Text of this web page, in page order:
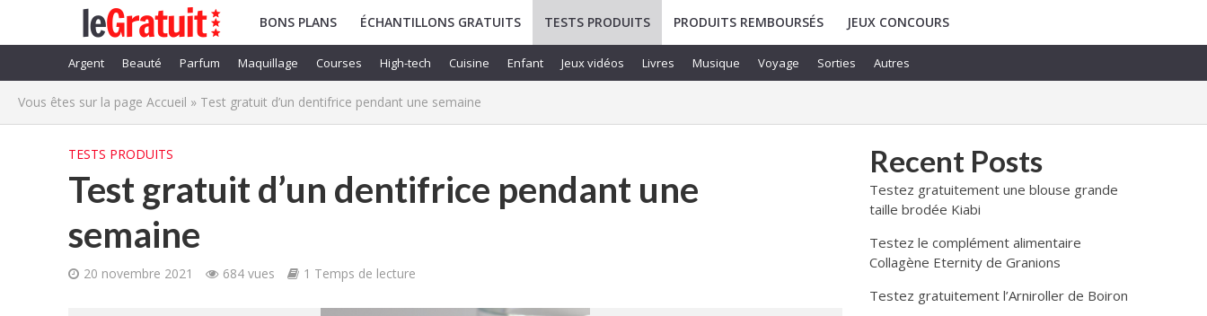
BONS PLANS ÉCHANTILLONS GRATUITS TESTS PRODUITS PRODUITS REMBOURSÉS JEUX CONCOURS
Argent Beauté Parfum Maquillage Courses High-tech Cuisine Enfant Jeux vidéos Livres Musique Voyage Sorties Autres
Vous êtes sur la page Accueil » Test gratuit d’un dentifrice pendant une semaine
TESTS PRODUITS
Test gratuit d’un dentifrice pendant une
semaine
20 novembre 2021 684 vues 1 Temps de lecture
Recent Posts
Testez gratuitement une blouse grande
taille brodée Kiabi
Testez le complément alimentaire
Collagène Eternity de Granions
Testez gratuitement l’Arniroller de Boiron